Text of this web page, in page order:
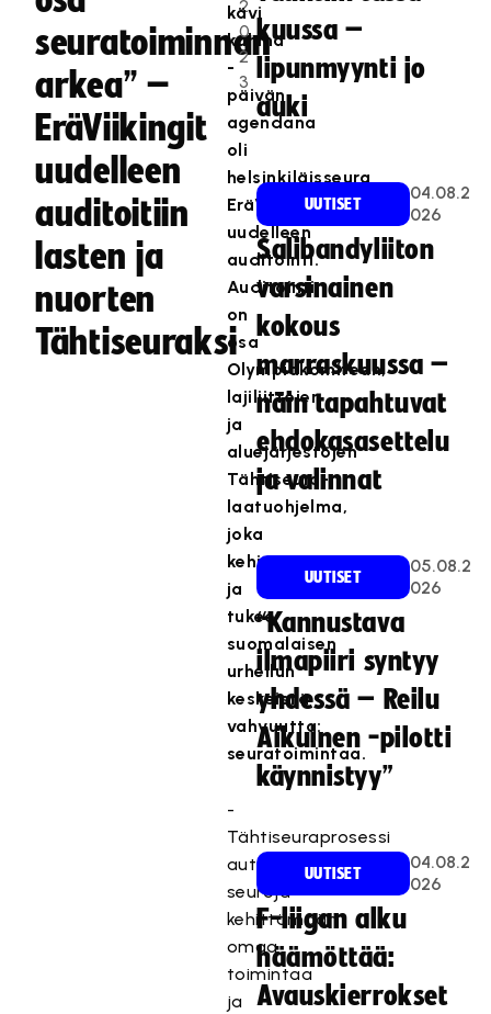
seuratoiminnan
arkea” –
EräViikingit
uudelleen
auditoitiin
lasten ja
nuorten
Tähtiseuraksi
2
0
2
3
kävi
kuhina
-
päivän
agendana
oli
helsinkiläisseura
EräViikinkien
uudelleen
auditointi.
Auditointi
on
osa
Olympiakomitean,
lajiliittojen
ja
aluejärjestöjen
Tähtiseura-
laatuohjelma,
joka
kehittää
ja
tukee
suomalaisen
urheilun
keskeistä
vahvuutta:
seuratoimintaa.
-
Tähtiseuraprosessi
auttaa
seuroja
kehittämään
omaa
toimintaa
ja
kuussa –
lipunmyynti jo
auki
UUTISET
04.08.2
026
Salibandyliiton
varsinainen
kokous
marraskuussa –
näin tapahtuvat
ehdokasasettelu
ja valinnat
UUTISET
05.08.2
026
“Kannustava
ilmapiiri syntyy
yhdessä – Reilu
Aikuinen -pilotti
käynnistyy”
UUTISET
04.08.2
026
F-liigan alku
häämöttää:
Avauskierrokset